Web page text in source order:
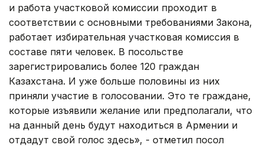
и работа участковой комиссии проходит в
соответствии с основными требованиями Закона,
работает избирательная участковая комиссия в
составе пяти человек. В посольстве
зарегистрировались более 120 граждан
Казахстана. И уже больше половины из них
приняли участие в голосовании. Это те граждане,
которые изъявили желание или предполагали, что
на данный день будут находиться в Армении и
отдадут свой голос здесь», - отметил посол